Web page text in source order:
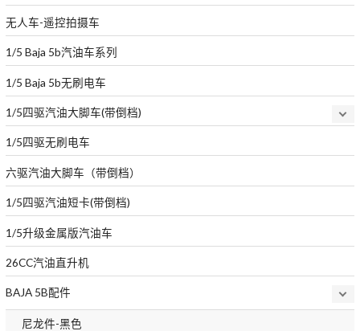
无人车-遥控拍摄车
1/5 Baja 5b汽油车系列
1/5 Baja 5b无刷电车
1/5四驱汽油大脚车(带倒档)
1/5四驱无刷电车
六驱汽油大脚车（带倒档）
1/5四驱汽油短卡(带倒档)
1/5升级金属版汽油车
26CC汽油直升机
BAJA 5B配件
尼龙件-黑色